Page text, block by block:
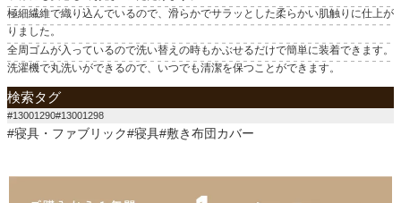
極細繊維で織り込んでいるので、滑らかでサラッとした柔らかい肌触りに仕上が
りました。
全周ゴムが入っているので洗い替えの時もかぶせるだけで簡単に装着できます。
洗濯機で丸洗いができるので、いつでも清潔を保つことができます。
検索タグ
#13001290#13001298
#寝具・ファブリック#寝具#敷き布団カバー